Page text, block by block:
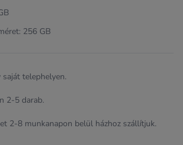
256 GB
saját telephelyen.
2-5 darab.
2-8 munkanapon belül házhoz szállítjuk.